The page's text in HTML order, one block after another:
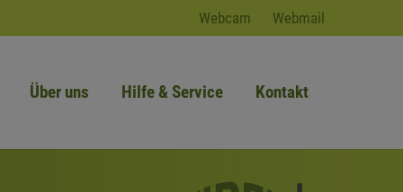
Webcam Webmail
Über uns Hilfe & Service Kontakt